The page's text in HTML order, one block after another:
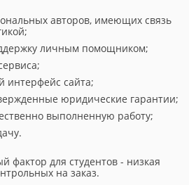
авторов, имеющих связь
личным помощником;
интерфейс сайта;
юридические гарантии;
выполненную работу;
фактор для студентов - низкая
на заказ.